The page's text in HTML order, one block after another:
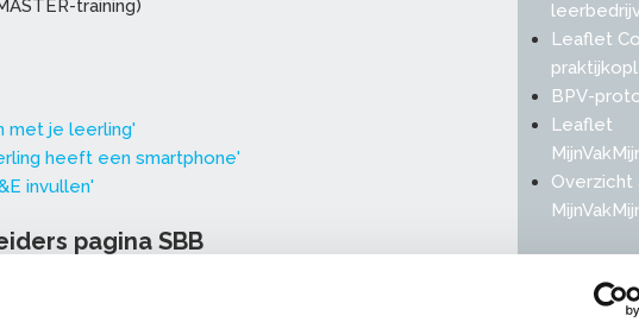
training)
met je leerling'
heeft een smartphone'
invullen'
pagina SBB
Beroepsonderwijs Bedrijfsleven) heeft een
zeker even een kijkje moet nemen:
Leaflet
BPV-
Leaflet
Overzicht